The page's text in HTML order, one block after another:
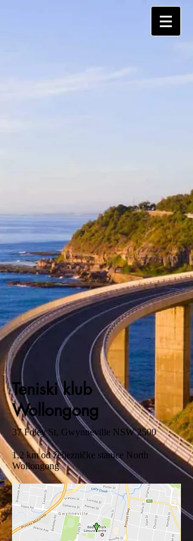
Teniski klub
Wollongong
37 Foley St, Gwynneville NSW 2500
1,2 km od željezničke stanice North
Wollongong